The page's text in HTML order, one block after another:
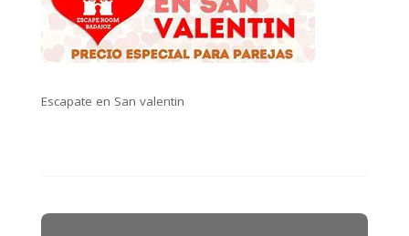
Escapate en San valentin